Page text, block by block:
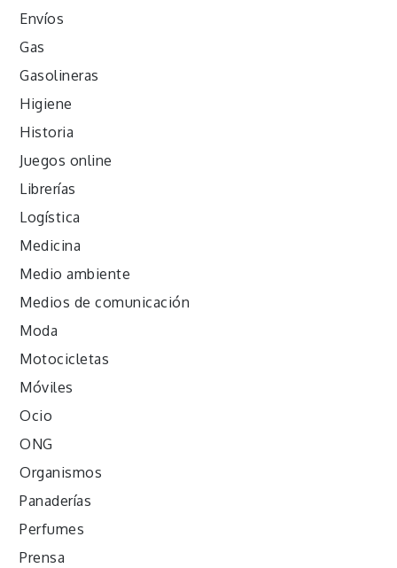
Envíos
Gas
Gasolineras
Higiene
Historia
Juegos online
Librerías
Logística
Medicina
Medio ambiente
Medios de comunicación
Moda
Motocicletas
Móviles
Ocio
ONG
Organismos
Panaderías
Perfumes
Prensa